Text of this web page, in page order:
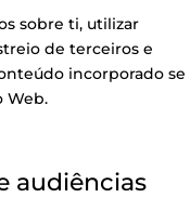
sobre ti, utilizar
de terceiros e
incorporado se
Web.
audiências